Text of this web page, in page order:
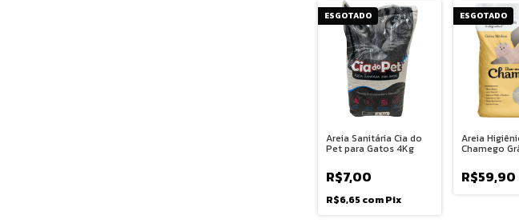
ESGOTADO
Areia Sanitária Cia do
Pet para Gatos 4Kg
R$7,00
R$6,65comPix
ESGOTADO
Areia
Chamego
R$59,90